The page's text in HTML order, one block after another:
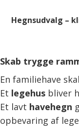
Hegnsudvalg –
Skab trygge
En familiehave
Et legehus bliver
Et lavt havehegn
opbevaring af